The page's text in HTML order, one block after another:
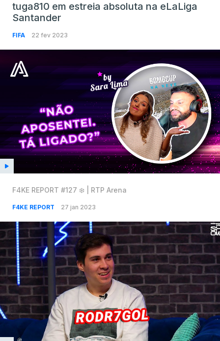
tuga810 em estreia absoluta na eLaLiga
Santander
FIFA 22 fev 2023
F4KE REPORT #127 ❄️ | RTP Arena
F4KE REPORT 27 jan 2023